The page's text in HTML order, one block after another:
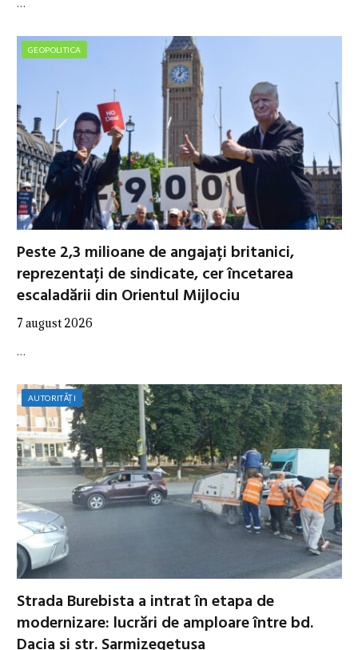
…
GEOPOLITICA
Peste 2,3 milioane de angajați britanici,
reprezentați de sindicate, cer încetarea
escaladării din Orientul Mijlociu
7 august 2026
…
AUTORITĂȚI
Strada Burebista a intrat în etapa de
modernizare: lucrări de amploare între bd.